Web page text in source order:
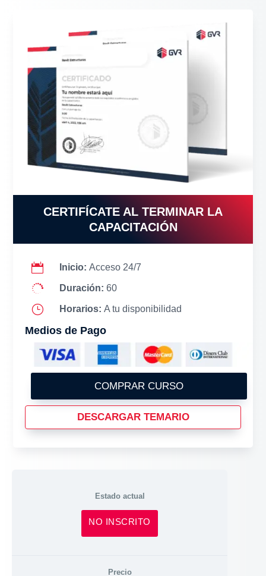
CERTIFÍCATE AL TERMINAR LA
CAPACITACIÓN
 Inicio: Acceso 24/7
 Duración: 60
} Horarios: A tu disponibilidad
Medios de Pago
COMPRAR CURSO
DESCARGAR TEMARIO
Estado actual
NO INSCRITO
Precio